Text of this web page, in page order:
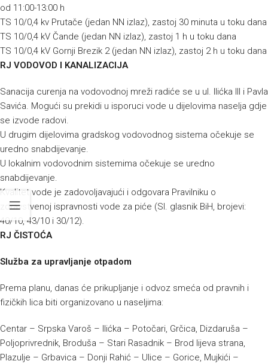
od 11:00-13:00 h
TS 10/0,4 kv Prutače (jedan NN izlaz), zastoj 30 minuta u toku dana
TS 10/0,4 kV Čande (jedan NN izlaz), zastoj 1 h u toku dana
TS 10/0,4 kV Gornji Brezik 2 (jedan NN izlaz), zastoj 2 h u toku dana
RJ VODOVOD I KANALIZACIJA
Sanacija curenja na vodovodnoj mreži radiće se u ul. Ilićka III i Pavla
Savića. Mogući su prekidi u isporuci vode u dijelovima naselja gdje
se izvode radovi.
U drugim dijelovima gradskog vodovodnog sistema očekuje se
uredno snabdijevanje.
U lokalnim vodovodnim sistemima očekuje se uredno
snabdijevanje.
Kvalitet vode je zadovoljavajući i odgovara Pravilniku o
zdravstvenoj ispravnosti vode za piće (Sl. glasnik BiH, brojevi:
40/10, 43/10 i 30/12).
RJ ČISTOĆA
Služba za upravljanje otpadom
Prema planu, danas će prikupljanje i odvoz smeća od pravnih i
fizičkih lica biti organizovano u naseljima:
Centar – Srpska Varoš – Ilićka – Potočari, Grčica, Dizdaruša –
Poljoprivrednik, Broduša – Stari Rasadnik – Brod lijeva strana,
Plazulje – Grbavica – Donji Rahić – Ulice – Gorice, Mujkići –